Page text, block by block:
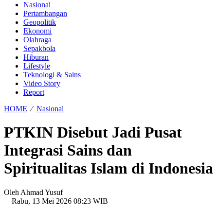
Nasional
Pertambangan
Geopolitik
Ekonomi
Olahraga
Sepakbola
Hiburan
Lifestyle
Teknologi & Sains
Video Story
Report
HOME ⁄ Nasional
PTKIN Disebut Jadi Pusat
Integrasi Sains dan
Spiritualitas Islam di Indonesia
Oleh Ahmad Yusuf
—Rabu, 13 Mei 2026 08:23 WIB